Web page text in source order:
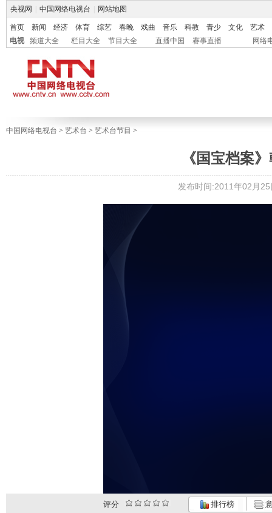
央视网 中国网络电视台 网站地图
首页 新闻 经济 体育 综艺 春晚 戏曲 音乐 科教 青少 文化
艺术
电视
频道大全 栏目大全 节目大全 直播中国 赛事直播 网络
中国网络电视台 > 艺术台 > 艺术台节目 >
《国宝档案
发布时间:2011年02月
评分 排行榜